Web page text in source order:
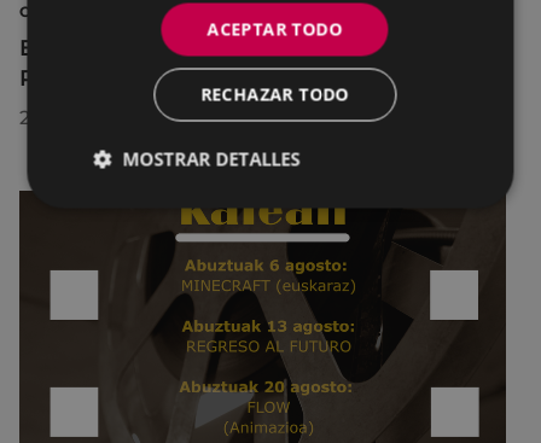
CULTURA
El Museo de la Industria Armera recibe el
Premio Delta Cultura a la Trayectoria 2026
23/07/2026
ACEPTAR TODO
RECHAZAR TODO
MOSTRAR DETALLES